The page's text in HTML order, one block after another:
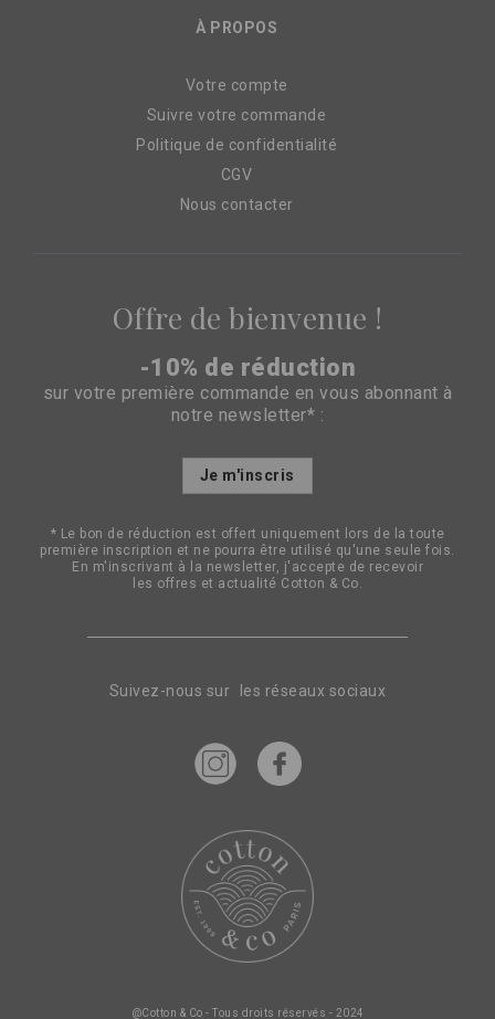
À PROPOS
Votre compte
Suivre votre commande
Politique de confidentialité
CGV
Nous contacter
Suivez-nous sur les réseaux sociaux
Offre de bienvenue !
-10% de réduction
sur votre première commande en vous abonnant à
notre newsletter* :
Inscription
d’information
:
Je m'inscris
* Le bon de réduction est offert uniquement lors de la toute
première inscription et ne pourra être utilisé qu'une seule fois.
En m'inscrivant à la newsletter, j'accepte de recevoir
les offres et actualité Cotton & Co.
@Cotton & Co - Tous droits réservés - 2024